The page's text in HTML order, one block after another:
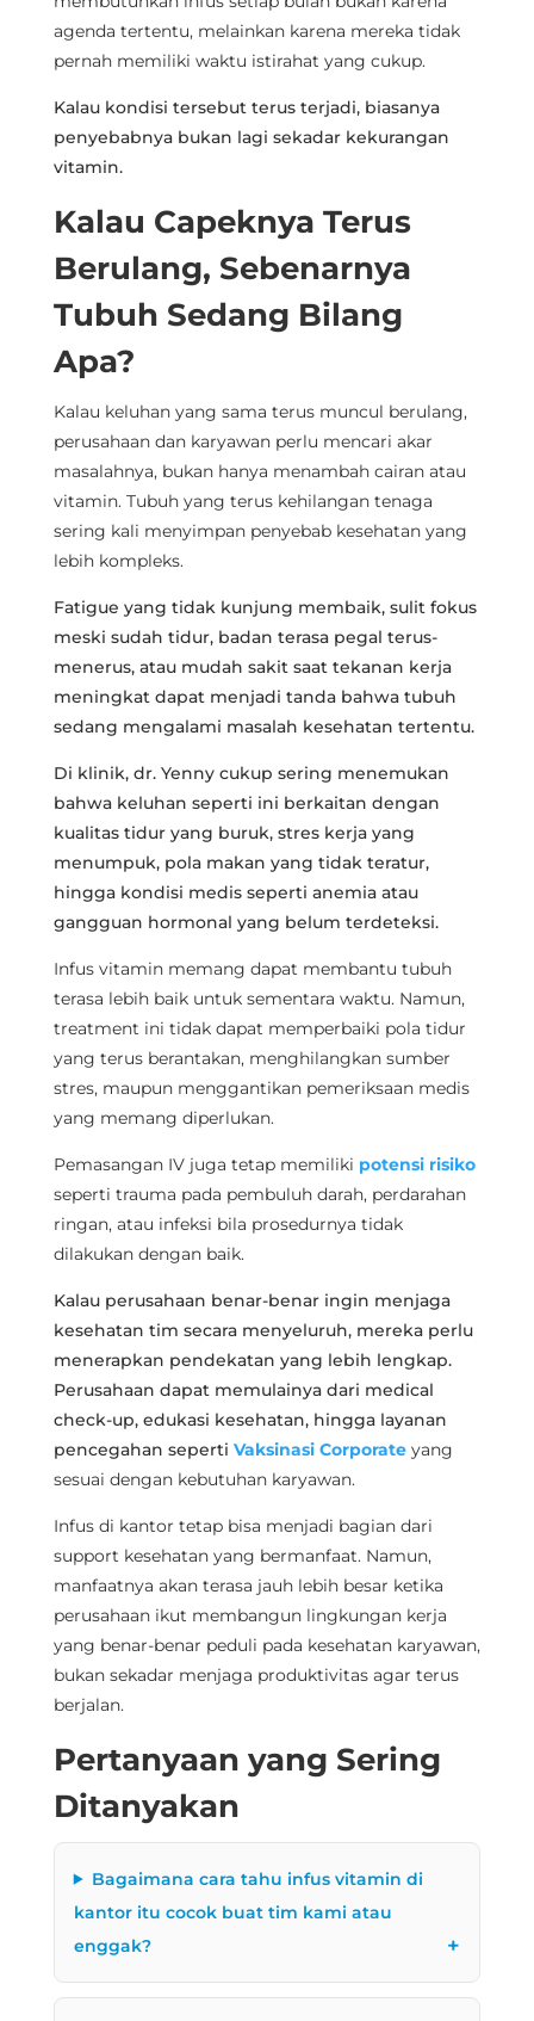
agenda tertentu, melainkan karena mereka tidak
pernah memiliki waktu istirahat yang cukup.
Kalau kondisi tersebut terus terjadi, biasanya
penyebabnya bukan lagi sekadar kekurangan
vitamin.
Kalau Capeknya Terus
Berulang, Sebenarnya
Tubuh Sedang Bilang
Apa?
Kalau keluhan yang sama terus muncul berulang,
perusahaan dan karyawan perlu mencari akar
masalahnya, bukan hanya menambah cairan atau
vitamin. Tubuh yang terus kehilangan tenaga
sering kali menyimpan penyebab kesehatan yang
lebih kompleks.
Fatigue yang tidak kunjung membaik, sulit fokus
meski sudah tidur, badan terasa pegal terus-
menerus, atau mudah sakit saat tekanan kerja
meningkat dapat menjadi tanda bahwa tubuh
sedang mengalami masalah kesehatan tertentu.
Di klinik, dr. Yenny cukup sering menemukan
bahwa keluhan seperti ini berkaitan dengan
kualitas tidur yang buruk, stres kerja yang
menumpuk, pola makan yang tidak teratur,
hingga kondisi medis seperti anemia atau
gangguan hormonal yang belum terdeteksi.
Infus vitamin memang dapat membantu tubuh
terasa lebih baik untuk sementara waktu. Namun,
treatment ini tidak dapat memperbaiki pola tidur
yang terus berantakan, menghilangkan sumber
stres, maupun menggantikan pemeriksaan medis
yang memang diperlukan.
Pemasangan IV juga tetap memiliki potensi risiko
seperti trauma pada pembuluh darah, perdarahan
ringan, atau infeksi bila prosedurnya tidak
dilakukan dengan baik.
Kalau perusahaan benar-benar ingin menjaga
kesehatan tim secara menyeluruh, mereka perlu
menerapkan pendekatan yang lebih lengkap.
Perusahaan dapat memulainya dari medical
check-up, edukasi kesehatan, hingga layanan
pencegahan seperti Vaksinasi Corporateyang
sesuai dengan kebutuhan karyawan.
Infus di kantor tetap bisa menjadi bagian dari
support kesehatan yang bermanfaat. Namun,
manfaatnya akan terasa jauh lebih besar ketika
perusahaan ikut membangun lingkungan kerja
yang benar-benar peduli pada kesehatan karyawan,
bukan sekadar menjaga produktivitas agar terus
berjalan.
Pertanyaan yang Sering
Ditanyakan
Bagaimana cara tahu infus vitamin di
kantor itu cocok buat tim kami atau
enggak?